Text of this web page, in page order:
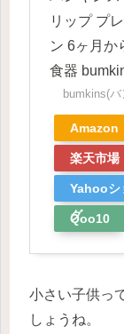
リップ プ
ン 6ヶ月か
食器
bumkins(
Amazon
楽天市場
Yahooシ
グ
Qoo10
小さい子供っ
しょうね。